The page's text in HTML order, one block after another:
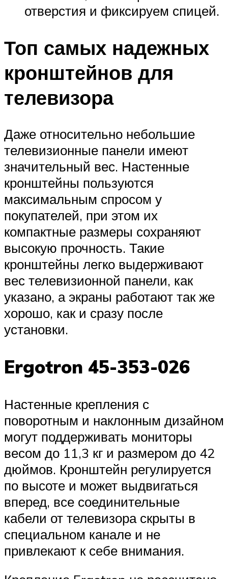
отверстия и фиксируем спицей.
Топ самых надежных
кронштейнов для
телевизора
Даже относительно небольшие
телевизионные панели имеют
значительный вес. Настенные
кронштейны пользуются
максимальным спросом у
покупателей, при этом их
компактные размеры сохраняют
высокую прочность. Такие
кронштейны легко выдерживают
вес телевизионной панели, как
указано, а экраны работают так же
хорошо, как и сразу после
установки.
Ergotron 45-353-026
Настенные крепления с
поворотным и наклонным дизайном
могут поддерживать мониторы
весом до 11,3 кг и размером до 42
дюймов. Кронштейн регулируется
по высоте и может выдвигаться
вперед, все соединительные
кабели от телевизора скрыты в
специальном канале и не
привлекают к себе внимания.